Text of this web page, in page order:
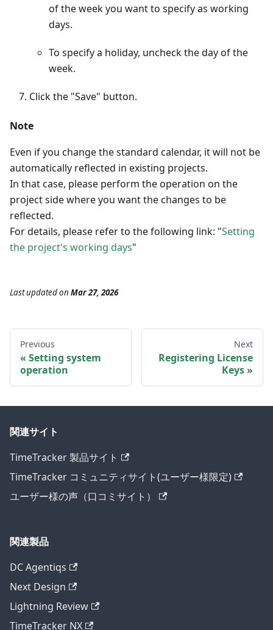
of the week you want to specify as working
days.
To specify a holiday, uncheck the day of the
week.
Click the "Save" button.
Note
Even if you change the standard calendar, it will not be
automatically reflected in existing projects.
In that case, please perform the operation on the
project side where you want the changes to be
reflected.
For details, please refer to the following link: "Setting
the project's working days"
Last updatedon Mar 27, 2026
Previous
Setting system
operation
Next
Registering License
Keys
関連サイト
TimeTracker 製品サイト
TimeTracker コミュニティサイト(ユーザー様限定)
ユーザー様の声（口コミサイト）
関連製品
DC Agentiqs
Next Design
Lightning Review
TimeTracker NX